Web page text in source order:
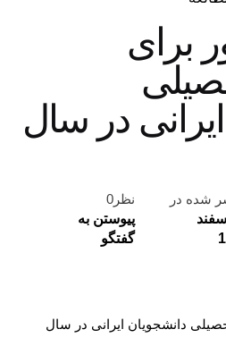
برای
در سال
شده در
28 اسفند
نظر0
پیوستن به
گفتگو
دانشجویان ایرانی در سال